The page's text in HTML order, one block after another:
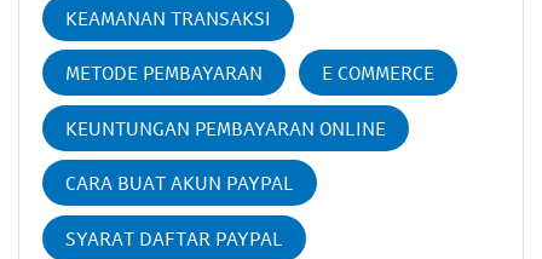
KEAMANAN TRANSAKSI
METODE PEMBAYARAN E COMMERCE
KEUNTUNGAN PEMBAYARAN ONLINE
CARA BUAT AKUN PAYPAL
SYARAT DAFTAR PAYPAL